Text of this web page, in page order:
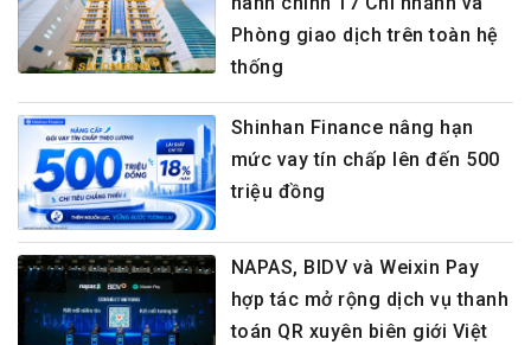
Phòng giao dịch trên toàn hệ
thống
Shinhan Finance nâng hạn
mức vay tín chấp lên đến 500
triệu đồng
NAPAS, BIDV và Weixin Pay
hợp tác mở rộng dịch vụ thanh
toán QR xuyên biên giới Việt